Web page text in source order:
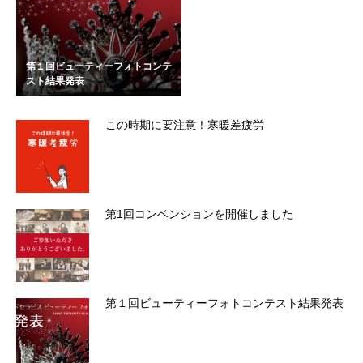
第１回ビューティーフォトコンテ
スト結果発表
この時期に要注意！寒暖差疲労
第1回コンベンションを開催しました
第１回ビューティーフォトコンテスト結果発表